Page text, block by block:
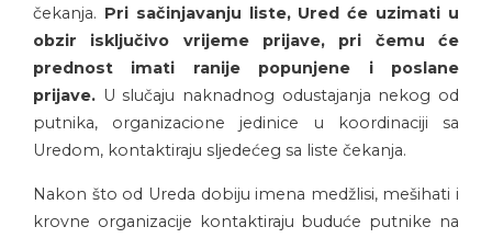
čekanja. Pri sačinjavanju liste, Ured će uzimati u
obzir isključivo vrijeme prijave, pri čemu će
prednost imati ranije popunjene i poslane
prijave. U slučaju naknadnog odustajanja nekog od
putnika, organizacione jedinice u koordinaciji sa
Uredom, kontaktiraju sljedećeg sa liste čekanja.
Nakon što od Ureda dobiju imena medžlisi, mešihati i
krovne organizacije kontaktiraju buduće putnike na